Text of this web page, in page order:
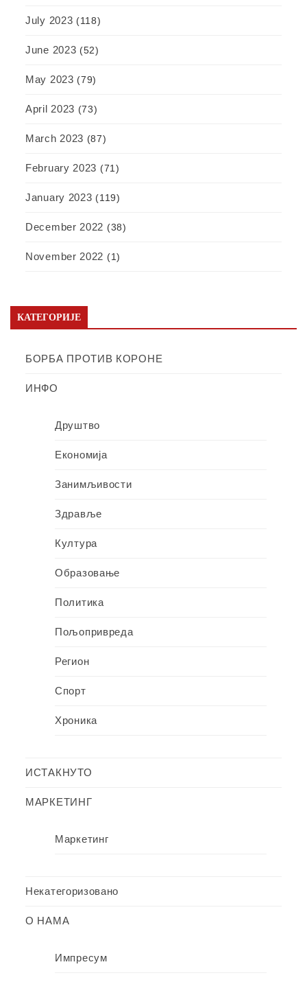
July 2023 (118)
June 2023 (52)
May 2023 (79)
April 2023 (73)
March 2023 (87)
February 2023 (71)
January 2023 (119)
December 2022 (38)
November 2022 (1)
КАТЕГОРИЈЕ
БОРБА ПРОТИВ КОРОНЕ
ИНФО
Друштво
Економија
Занимљивости
Здравље
Култура
Образовање
Политика
Пољопривреда
Регион
Спорт
Хроника
ИСТАКНУТО
МАРКЕТИНГ
Маркетинг
Некатегоризовано
О НАМА
Импресум